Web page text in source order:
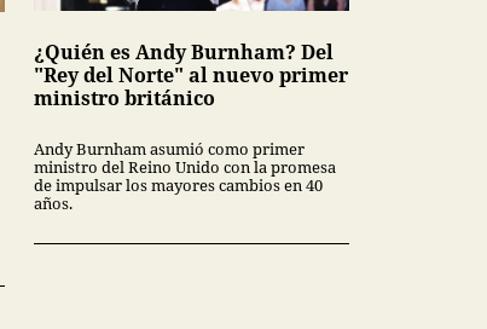
¿Quién es Andy Burnham? Del
"Rey del Norte" al nuevo primer
ministro británico
Andy Burnham asumió como primer
ministro del Reino Unido con la promesa
de impulsar los mayores cambios en 40
años.